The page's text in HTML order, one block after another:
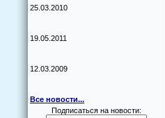
25.03.2010
19.05.2011
12.03.2009
Все новости...
Подписаться на новости: